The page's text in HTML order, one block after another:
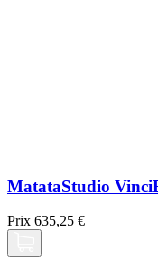
MatataStudio
Prix 635,25 €